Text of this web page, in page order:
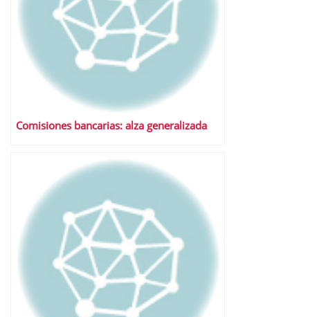
Comisiones bancarias: alza generalizada